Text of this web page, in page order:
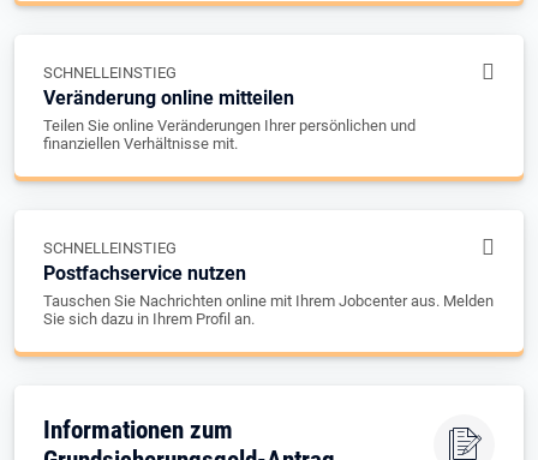
SCHNELLEINSTIEG
Veränderung online mitteilen
Teilen Sie online Veränderungen Ihrer persönlichen und
finanziellen Verhältnisse mit.
SCHNELLEINSTIEG
Postfachservice nutzen
Tauschen Sie Nachrichten online mit Ihrem Jobcenter aus. Melden
Sie sich dazu in Ihrem Profil an.
Informationen zum